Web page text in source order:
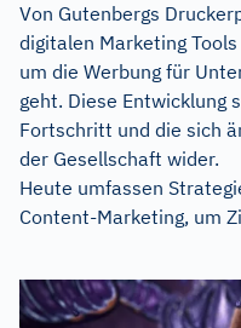
Von Gutenbergs
digitalen Marketing
um die Werbung für
geht. Diese Entwicklung
Fortschritt und die sich
der Gesellschaft wider.
Heute umfassen
Content-Marketing, um